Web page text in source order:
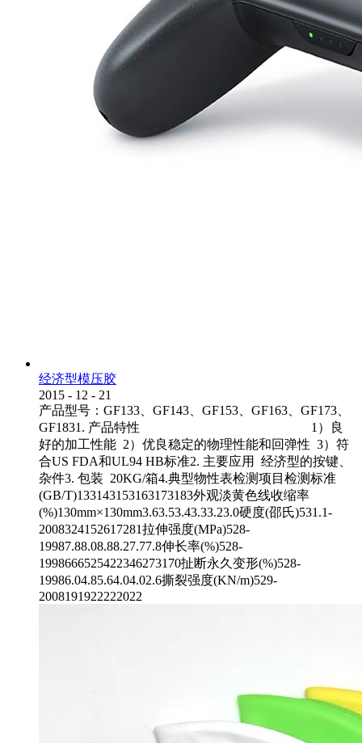
经济型模压胶
2015 - 12 - 21
产品型号：GF133、GF143、GF153、GF163、GF173、
GF1831. 产品特性 1）良
好的加工性能 2）优良稳定的物理性能和回弹性 3）符
合US FDA和UL94 HB标准2. 主要应用 经济型的按键、
杂件3. 包装 20KG/箱4.典型物性表检测项目检测标准
(GB/T)133143153163173183外观淡黄色线收缩率
(%)130mm×130mm3.63.53.43.33.23.0硬度(邵氏)531.1-
2008324152617281拉伸强度(MPa)528-
19987.88.08.88.27.77.8伸长率(%)528-
1998666525422346273170扯断永久变形(%)528-
19986.04.85.64.04.02.6撕裂强度(KN/m)529-
2008191922222022